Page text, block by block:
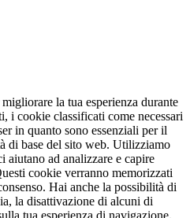
la tua esperienza durante
i cookie classificati come necessari
in quanto sono essenziali per il
di base del sito web. Utilizziamo
aiutano ad analizzare e capire
cookie verranno memorizzati
Hai anche la possibilità di
la disattivazione di alcuni di
tua esperienza di navigazione.